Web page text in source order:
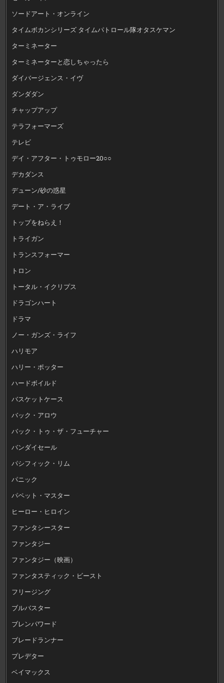
ソードアート・オンライン
タイムボカンシリーズ タイムパトロール隊オタスケマン
ターミネーター
ターミネーターと恋しちゃったら
ダイバージェンス・イヴ
ダンダダン
チャップアップ
テラフォーマーズ
テレビ
デイ・アフター・トゥモロー20○○
デカダンス
デューン/砂の惑星
デート・ア・ライブ
トップをねらえ！
トライガン
トランスフォーマー
トロン
トータル・イクリプス
ドラゴンハート
ドラマ
ノー・ガンズ・ライフ
ハリモア
ハリー・ポッター
ハードボイルド
バスケットケース
バック・アロウ
バック・トゥ・ザ・フューチャー
バンダイセール
パシフィック・リム
パニック
パペット・マスター
ヒーロー・ヒロイン
ファンタシースター
ファンタジー
ファンタジー（映画）
ファンタスティック・ビースト
フリージング
ブルバスター
ブレンパワード
ブレードランナー
プレデター
ベイマックス